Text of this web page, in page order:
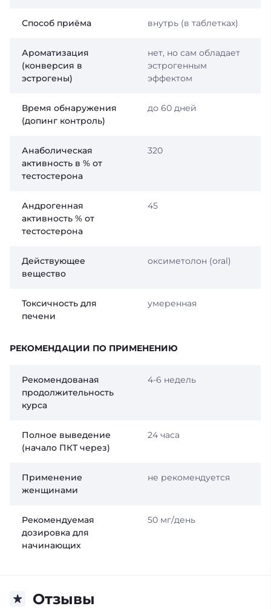
Способ приёма внутрь (в таблетках)
Ароматизация
(конверсия в
эстрогены)
нет, но сам обладает
эстрогенным
эффектом
Время обнаружения
(допинг контроль)
до 60 дней
Анаболическая
активность в % от
тестостерона
320
Андрогенная
активность % от
тестостерона
45
Действующее
вещество
оксиметолон (oral)
Токсичность для
печени
умеренная
РЕКОМЕНДАЦИИ ПО ПРИМЕНЕНИЮ
Рекомендованая
продолжительность
курса
4-6 недель
Полное выведение
(начало ПКТ через)
24 часа
Применение
женщинами
не рекомендуется
Рекомендуемая
дозировка для
начинающих
50 мг/день
Отзывы